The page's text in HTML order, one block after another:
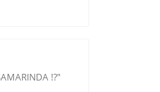
!?"